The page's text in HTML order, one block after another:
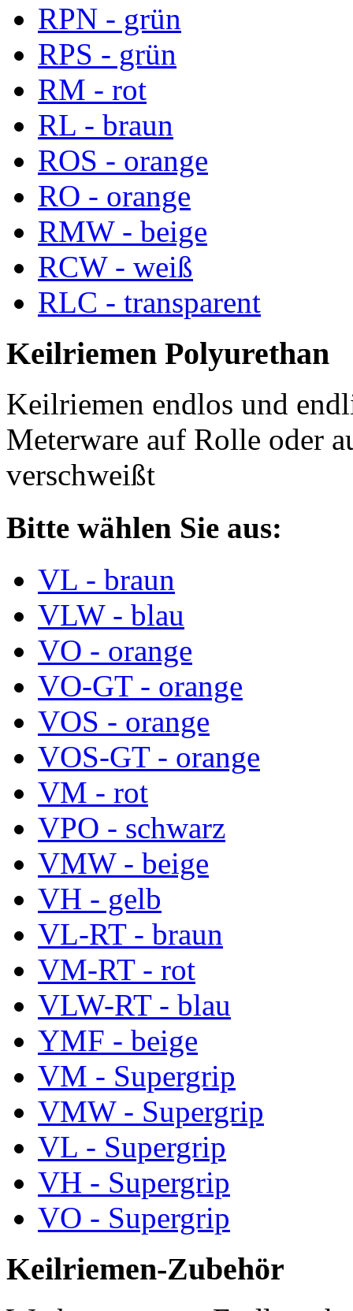
RPN - grün
RPS - grün
RM - rot
RL - braun
ROS - orange
RO - orange
RMW - beige
RCW - weiß
RLC - transparent
Keilriemen Polyurethan
Keilriemen endlos und
Meterware auf Rolle oder
verschweißt
Bitte wählen Sie aus:
VL - braun
VLW - blau
VO - orange
VO-GT - orange
VOS - orange
VOS-GT - orange
VM - rot
VPO - schwarz
VMW - beige
VH - gelb
VL-RT - braun
VM-RT - rot
VLW-RT - blau
YMF - beige
VM - Supergrip
VMW - Supergrip
VL - Supergrip
VH - Supergrip
VO - Supergrip
Keilriemen-Zubehör